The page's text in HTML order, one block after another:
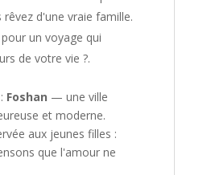
rêvez d'une vraie famille.
un voyage qui
de votre vie ?.
Foshan — une ville
et moderne.
aux jeunes filles :
que l'amour ne